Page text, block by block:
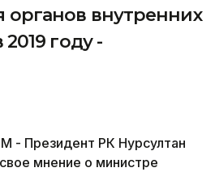
внутренних
году -
Президент РК Нурсултан
мнение о министре